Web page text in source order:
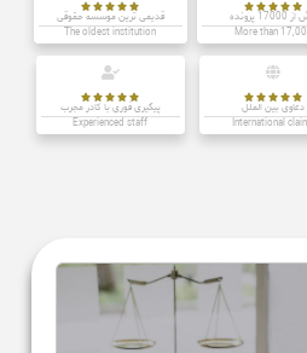





پرونده
More than





قدیمی ترین موسسه حقوقی
The oldest institution





دعاوی بین الملل
International





پیگیری فوری با کادر مجرب
Experienced staff